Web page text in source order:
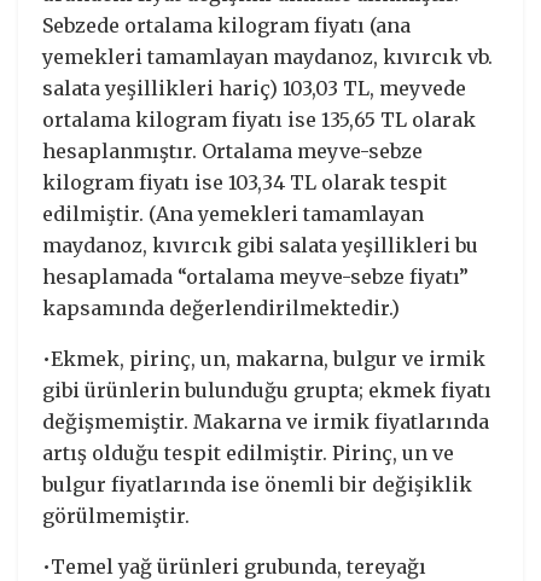
Sebzede ortalama kilogram fiyatı (ana
yemekleri tamamlayan maydanoz, kıvırcık vb.
salata yeşillikleri hariç) 103,03 TL, meyvede
ortalama kilogram fiyatı ise 135,65 TL olarak
hesaplanmıştır. Ortalama meyve-sebze
kilogram fiyatı ise 103,34 TL olarak tespit
edilmiştir. (Ana yemekleri tamamlayan
maydanoz, kıvırcık gibi salata yeşillikleri bu
hesaplamada “ortalama meyve-sebze fiyatı”
kapsamında değerlendirilmektedir.)
•Ekmek, pirinç, un, makarna, bulgur ve irmik
gibi ürünlerin bulunduğu grupta; ekmek fiyatı
değişmemiştir. Makarna ve irmik fiyatlarında
artış olduğu tespit edilmiştir. Pirinç, un ve
bulgur fiyatlarında ise önemli bir değişiklik
görülmemiştir.
•Temel yağ ürünleri grubunda, tereyağı